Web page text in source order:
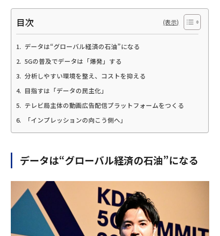
目次
データは“グローバル経済の石油”になる
5Gの普及でデータは「爆発」する
分析しやすい環境を整え、コストを抑える
目指すは「データの民主化」
テレビ局主体の動画広告配信プラットフォームをつくる
「インプレッションの向こう側へ」
データは“グローバル経済の石油”になる